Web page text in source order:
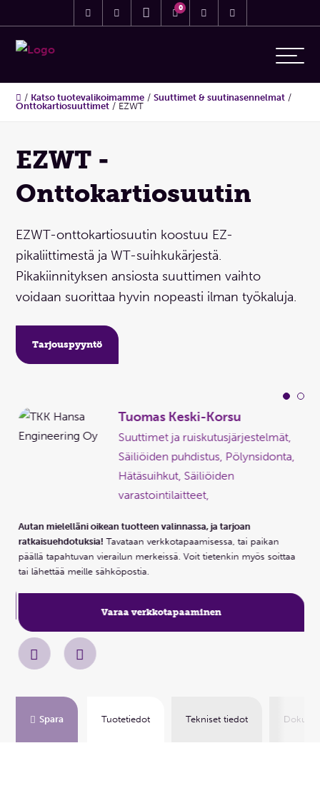
0
/ Katso tuotevalikoimamme /Suuttimet & suutinasennelmat /
Onttokartiosuuttimet / EZWT
EZWT -
Onttokartiosuutin
EZWT-onttokartiosuutin koostuu EZ-
pikaliittimestä ja WT-suihkukärjestä.
Pikakiinnityksen ansiosta suuttimen vaihto
voidaan suorittaa hyvin nopeasti ilman työkaluja.
Tarjouspyyntö
Tuomas Keski-Korsu
Suuttimet ja ruiskutusjärjestelmät,
Säiliöiden puhdistus, Pölynsidonta,
Hätäsuihkut, Säiliöiden
varastointilaitteet,
Autan mielelläni oikean tuotteen valinnassa, ja tarjoan
ratkaisuehdotuksia! Tavataan verkkotapaamisessa, tai paikan
päällä tapahtuvan vierailun merkeissä. Voit tietenkin myös soittaa
tai lähettää meille sähköpostia.
Varaa verkkotapaaminen
Tuotetiedot Tekniset tiedot
Spara